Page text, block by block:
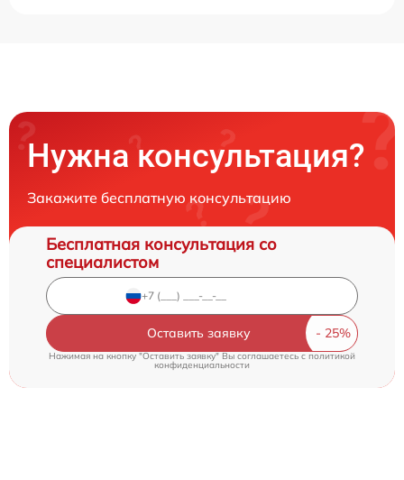
Нужна консультация?
Закажите бесплатную консультацию
Бесплатная консультация со
специалистом
Оставить заявку
Нажимая на кнопку "Оставить заявку" Вы соглашаетесь cполитикой
конфиденциальности